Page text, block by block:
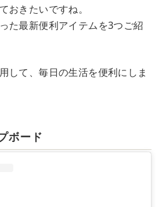
おきたいですね。
た最新便利アイテムを3つご紹
して、毎日の生活を便利にしま
ボード